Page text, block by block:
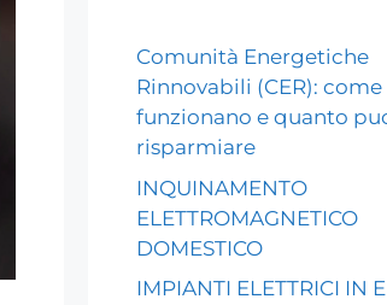
Comunità Energetiche
Rinnovabili (CER): come
funzionano e quanto
risparmiare
INQUINAMENTO
ELETTROMAGNETICO
DOMESTICO
IMPIANTI ELETTRICI IN